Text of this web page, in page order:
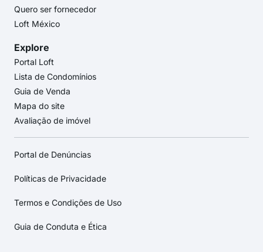
Quero ser fornecedor
Loft México
Explore
Portal Loft
Lista de Condomínios
Guia de Venda
Mapa do site
Avaliação de imóvel
Portal de Denúncias
Políticas de Privacidade
Termos e Condições de Uso
Guia de Conduta e Ética